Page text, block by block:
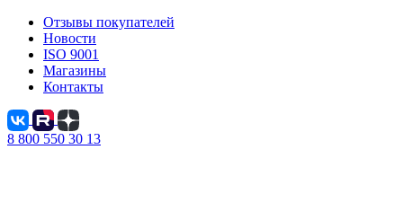
Отзывы покупателей
Новости
ISO 9001
Магазины
Контакты
8 800 550 30 13